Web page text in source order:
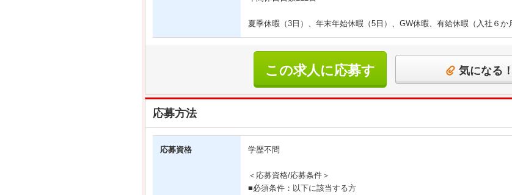
夏季休暇（3日）、年末年始休暇（5日）、GW休暇、有給休暇（入社６
この求人に応募す
る
気になる！
応募方法
応募資格 学歴不問
＜応募資格/応募条件＞
■必須条件：以下に該当する方